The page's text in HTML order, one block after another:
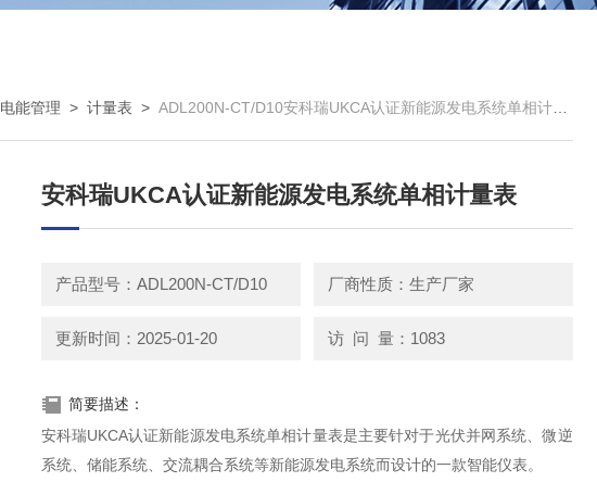
电能管理 >计量表 >ADL200N-CT/D10安科瑞UKCA认证新能源发电系统单相计量表
安科瑞UKCA认证新能源发电系统单相计量表
产品型号：ADL200N-CT/D10 厂商性质：生产厂家
更新时间：2025-01-20 访 问 量：1083
简要描述：
安科瑞UKCA认证新能源发电系统单相计量表是主要针对于光伏并网系统、微逆
系统、储能系统、交流耦合系统等新能源发电系统而设计的一款智能仪表。